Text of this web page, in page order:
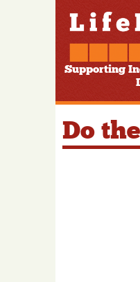
Supporting
Do